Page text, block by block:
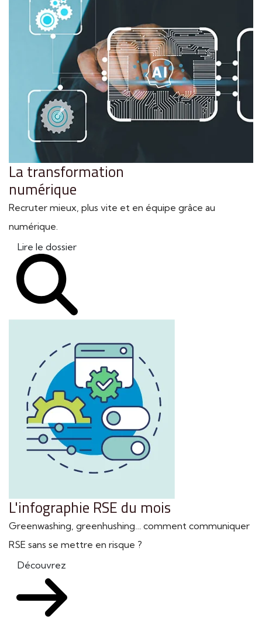
La transformation
numérique
Recruter mieux, plus vite et en équipe grâce au
numérique.
Lire le dossier
L'infographie RSE du mois
Greenwashing, greenhushing… comment communiquer
RSE sans se mettre en risque ?
Découvrez